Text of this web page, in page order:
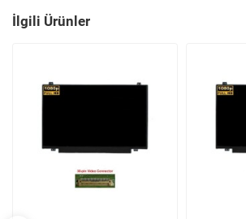
İlgili Ürünler